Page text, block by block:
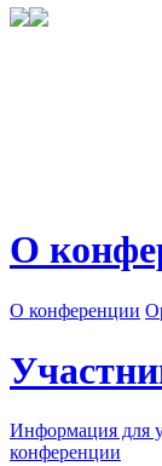
О
О конференции
Информация для
конференции